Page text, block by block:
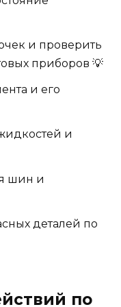
и проверить
приборов 💡
и его
и
шин и
деталей по
по